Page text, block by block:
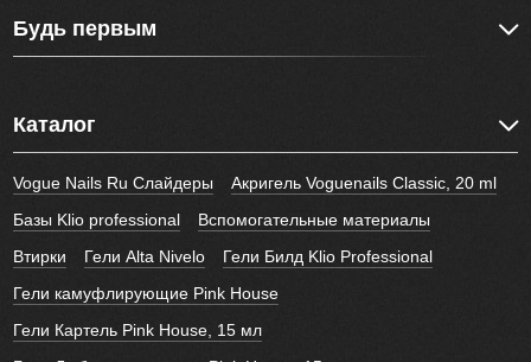
Будь первым
Каталог
Vogue Nails Ru Слайдеры
Акригель Voguenails Classic, 20 ml
Базы Klio professional
Вспомогательные материалы
Втирки
Гели Alta Nivelo
Гели Билд Klio Professional
Гели камуфлирующие Pink House
Гели Картель Pink House, 15 мл